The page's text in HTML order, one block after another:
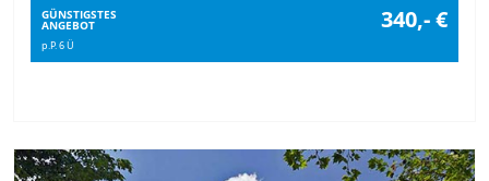
GÜNSTIGSTES
ANGEBOT 340,- €
p.P. 6 Ü